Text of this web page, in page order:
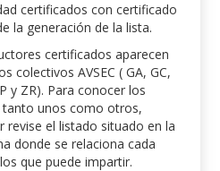
certificados con certificado
la generación de la lista.
certificados aparecen
colectivos AVSEC ( GA, GC,
y ZR). Para conocer los
unos como otros,
el listado situado en la
donde se relaciona cada
que puede impartir.